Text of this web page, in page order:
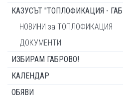
КАЗУСЪТ "ТОПЛОФИКАЦИЯ -
НОВИНИ за ТОПЛОФИКАЦИЯ
ДОКУМЕНТИ
ИЗБИРАМ ГАБРОВО!
КАЛЕНДАР
ОБЯВИ